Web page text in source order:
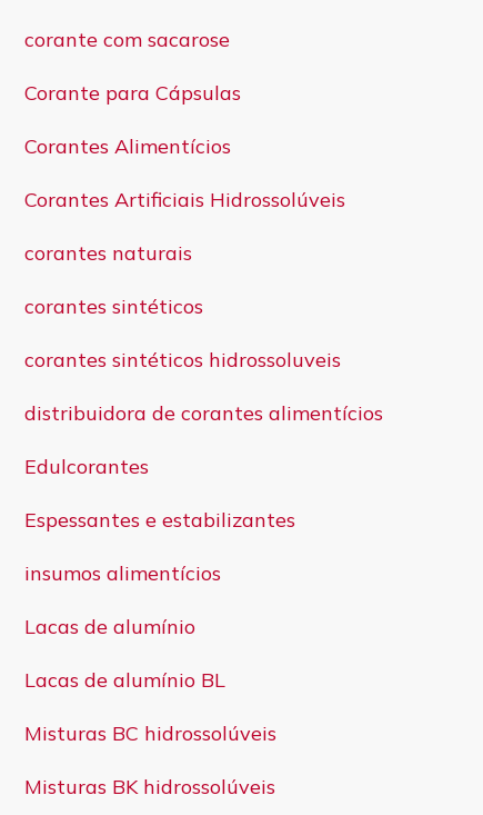
corante com sacarose
Corante para Cápsulas
Corantes Alimentícios
Corantes Artificiais Hidrossolúveis
corantes naturais
corantes sintéticos
corantes sintéticos hidrossoluveis
distribuidora de corantes alimentícios
Edulcorantes
Espessantes e estabilizantes
insumos alimentícios
Lacas de alumínio
Lacas de alumínio BL
Misturas BC hidrossolúveis
Misturas BK hidrossolúveis